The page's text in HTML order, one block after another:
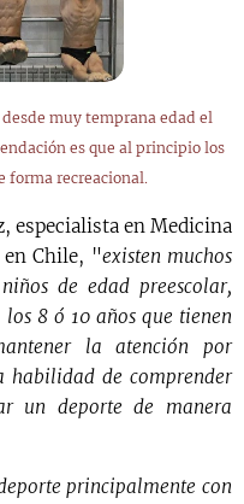
muy temprana edad el
es que al principio los
forma recreacional.
especialista en Medicina
en Chile, "existen muchos
de edad preescolar,
8 ó 10 años que tienen
la atención por
habilidad de comprender
un deporte de manera
principalmente con